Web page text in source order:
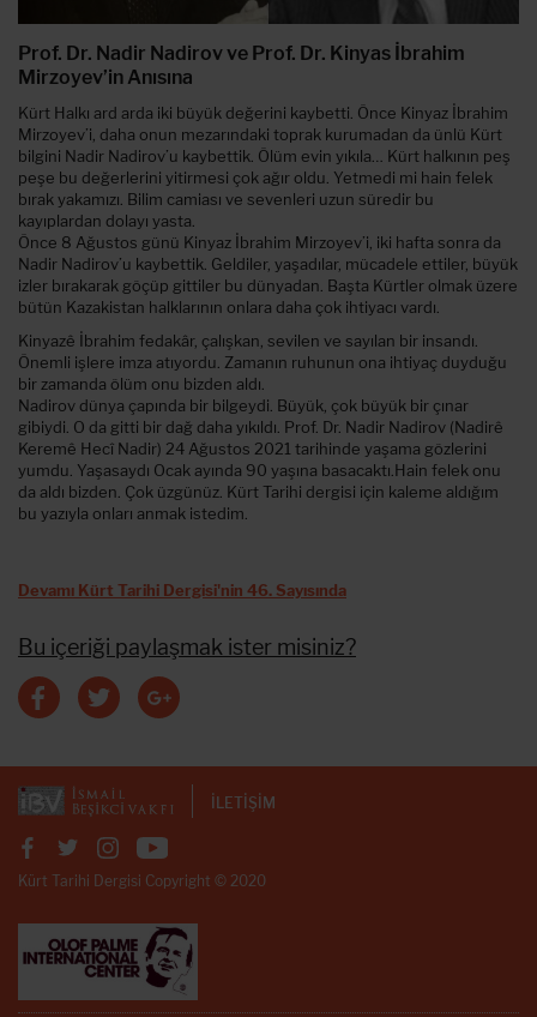
Prof. Dr. Nadir Nadirov ve Prof. Dr. Kinyas İbrahim
Mirzoyev’in Anısına
Kürt Halkı ard arda iki büyük değerini kaybetti. Önce Kinyaz İbrahim
Mirzoyev’i, daha onun mezarındaki toprak kurumadan da ünlü Kürt
bilgini Nadir Nadirov’u kaybettik. Ölüm evin yıkıla… Kürt halkının peş
peşe bu değerlerini yitirmesi çok ağır oldu. Yetmedi mi hain felek
bırak yakamızı. Bilim camiası ve sevenleri uzun süredir bu
kayıplardan dolayı yasta.
Önce 8 Ağustos günü Kinyaz İbrahim Mirzoyev’i, iki hafta sonra da
Nadir Nadirov’u kaybettik. Geldiler, yaşadılar, mücadele ettiler, büyük
izler bırakarak göçüp gittiler bu dünyadan. Başta Kürtler olmak üzere
bütün Kazakistan halklarının onlara daha çok ihtiyacı vardı.
Kinyazê İbrahim fedakâr, çalışkan, sevilen ve sayılan bir insandı.
Önemli işlere imza atıyordu. Zamanın ruhunun ona ihtiyaç duyduğu
bir zamanda ölüm onu bizden aldı.
Nadirov dünya çapında bir bilgeydi. Büyük, çok büyük bir çınar
gibiydi. O da gitti bir dağ daha yıkıldı. Prof. Dr. Nadir Nadirov (Nadirê
Keremê Hecî Nadir) 24 Ağustos 2021 tarihinde yaşama gözlerini
yumdu. Yaşasaydı Ocak ayında 90 yaşına basacaktı.Hain felek onu
da aldı bizden. Çok üzgünüz. Kürt Tarihi dergisi için kaleme aldığım
bu yazıyla onları anmak istedim.
Devamı Kürt Tarihi Dergisi'nin 46. Sayısında
Bu içeriği paylaşmak ister misiniz?
İLETİŞİM
Kürt Tarihi Dergisi Copyright © 2020